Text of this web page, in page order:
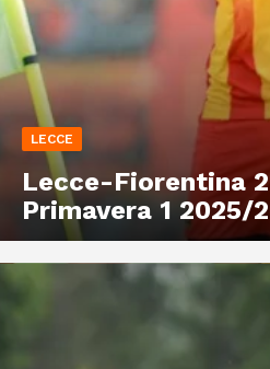
LECCE
Lecce-Fiorentina
Primavera 1 2025/